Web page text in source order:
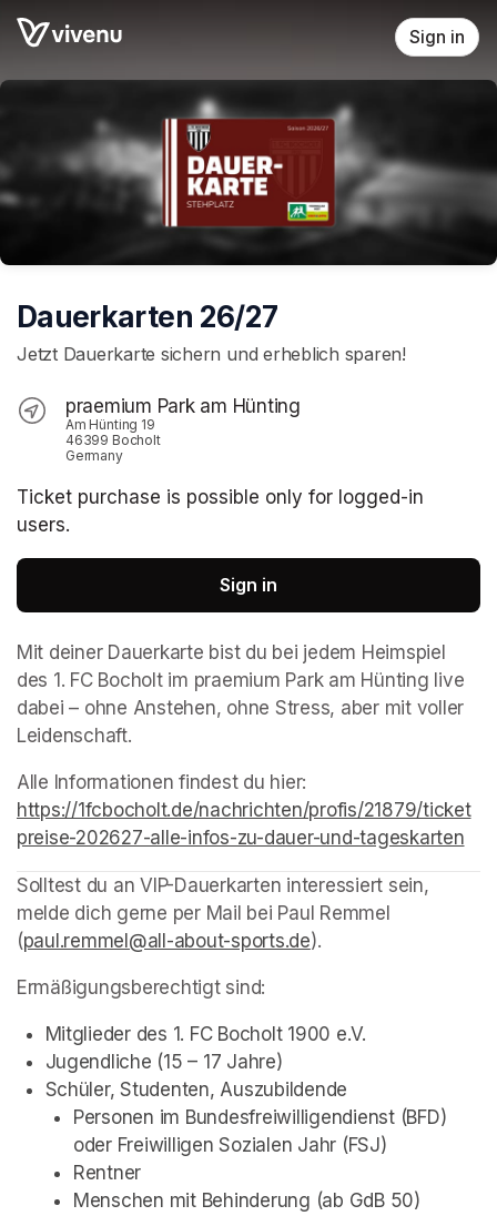
Skip header
Sign in
Dauerkarten 26/27
Jetzt Dauerkarte sichern und erheblich sparen!
praemium Park am Hünting
Am Hünting 19
46399 Bocholt
Germany
Ticket purchase is possible only for logged-in
users.
Sign in
Mit deiner Dauerkarte bist du bei jedem Heimspiel
des 1. FC Bocholt im praemium Park am Hünting live
dabei – ohne Anstehen, ohne Stress, aber mit voller
Leidenschaft.
https://1fcbocholt.de/nachrichten/profis/21879/ticket
preise-202627-alle-infos-zu-dauer-und-tageskarten
Solltest du an VIP-Dauerkarten interessiert sein,
melde dich gerne per Mail bei Paul Remmel
(paul.remmel@all-about-sports.de(opens in a new tab)
).
Ermäßigungsberechtigt sind:
Mitglieder des 1. FC Bocholt 1900 e.V.
Jugendliche (15 – 17 Jahre)
Schüler, Studenten, Auszubildende
Personen im Bundesfreiwilligendienst (BFD)
oder Freiwilligen Sozialen Jahr (FSJ)
Rentner
Menschen mit Behinderung (ab GdB 50)